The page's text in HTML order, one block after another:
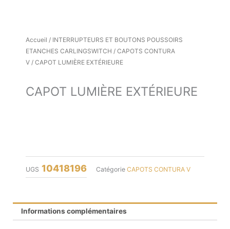
Accueil / INTERRUPTEURS ET BOUTONS POUSSOIRS
ETANCHES CARLINGSWITCH / CAPOTS CONTURA
V / CAPOT LUMIÈRE EXTÉRIEURE
CAPOT LUMIÈRE EXTÉRIEURE
UGS 10418196 Catégorie CAPOTS CONTURA V
Informations complémentaires